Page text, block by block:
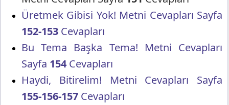
Üretmek Gibisi Yok! Metni Cevapları Sayfa
152-153 Cevapları
Bu Tema Başka Tema! Metni Cevapları
Sayfa 154 Cevapları
Haydi, Bitirelim! Metni Cevapları Sayfa
155-156-157 Cevapları